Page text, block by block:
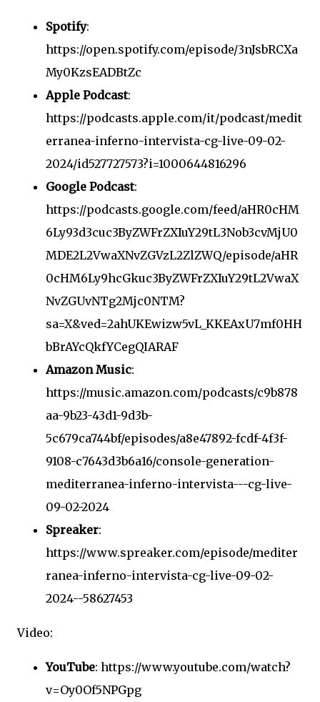
Spotify:
https://open.spotify.com/episode/3nJsbRCXa
My0KzsEADBtZc
Apple Podcast:
https://podcasts.apple.com/it/podcast/medit
erranea-inferno-intervista-cg-live-09-02-
2024/id527727573?i=1000644816296
Google Podcast:
https://podcasts.google.com/feed/aHR0cHM
6Ly93d3cuc3ByZWFrZXIuY29tL3Nob3cvMjU0
MDE2L2VwaXNvZGVzL2ZlZWQ/episode/aHR
0cHM6Ly9hcGkuc3ByZWFrZXIuY29tL2VwaX
NvZGUvNTg2Mjc0NTM?
sa=X&ved=2ahUKEwizw5vL_KKEAxU7mf0HH
bBrAYcQkfYCegQIARAF
Amazon Music:
https://music.amazon.com/podcasts/c9b878
aa-9b23-43d1-9d3b-
5c679ca744bf/episodes/a8e47892-fcdf-4f3f-
9108-c7643d3b6a16/console-generation-
mediterranea-inferno-intervista---cg-live-
09-02-2024
Spreaker:
https://www.spreaker.com/episode/mediter
ranea-inferno-intervista-cg-live-09-02-
2024--58627453
Video:
YouTube: https://www.youtube.com/watch?
v=Oy0Of5NPGpg